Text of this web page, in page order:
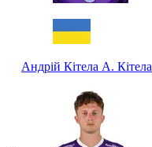
Андрій Кітела А. Кітела